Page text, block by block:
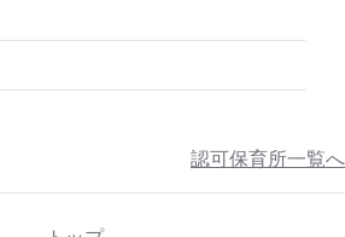
認可保育所一覧へ